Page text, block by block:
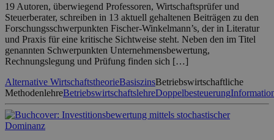
19 Autoren, überwiegend Professoren, Wirtschaftsprüfer und
Steuerberater, schreiben in 13 aktuell gehaltenen Beiträgen zu den
Forschungsschwerpunkten Fischer-Winkelmann’s, der in Literatur
und Praxis für eine kritische Sichtweise steht. Neben den im Titel
genannten Schwerpunkten Unternehmensbewertung,
Rechnungslegung und Prüfung finden sich […]
Alternative WirtschaftstheorieBasiszinsBetriebswirtschaftliche
MethodenlehreBetriebswirtschaftslehreDoppelbesteuerung